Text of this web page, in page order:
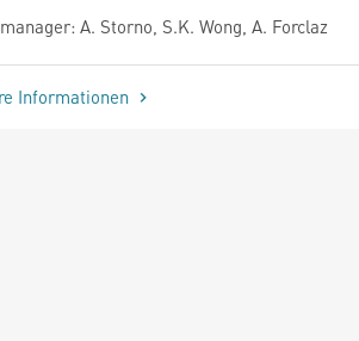
A. Storno, S.K. Wong, A. Forclaz
Informationen